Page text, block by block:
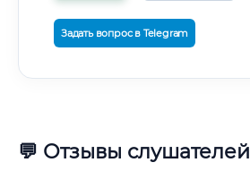
Задать вопрос в Telegram
💬 Отзывы слушателей